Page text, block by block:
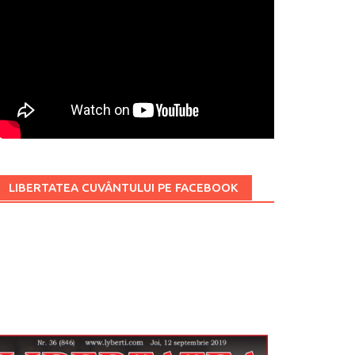
LIBERTATEA CUVÂNTULUI PE FACEBOOK